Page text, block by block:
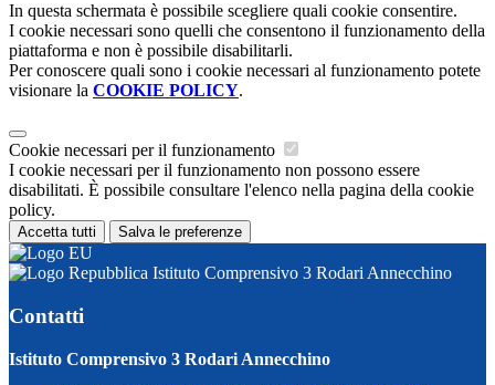
In questa schermata è possibile scegliere quali cookie consentire.
I cookie necessari sono quelli che consentono il funzionamento della
piattaforma e non è possibile disabilitarli.
Per conoscere quali sono i cookie necessari al funzionamento potete
visionare la COOKIE POLICY.
Cookie necessari per il funzionamento
I cookie necessari per il funzionamento non possono essere
disabilitati. È possibile consultare l'elenco nella pagina della cookie
policy.
Accetta tutti Salva le preferenze
Istituto Comprensivo 3 Rodari Annecchino
Contatti
Istituto Comprensivo 3 Rodari Annecchino